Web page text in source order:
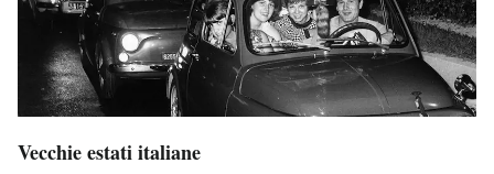
Vecchie estati italiane